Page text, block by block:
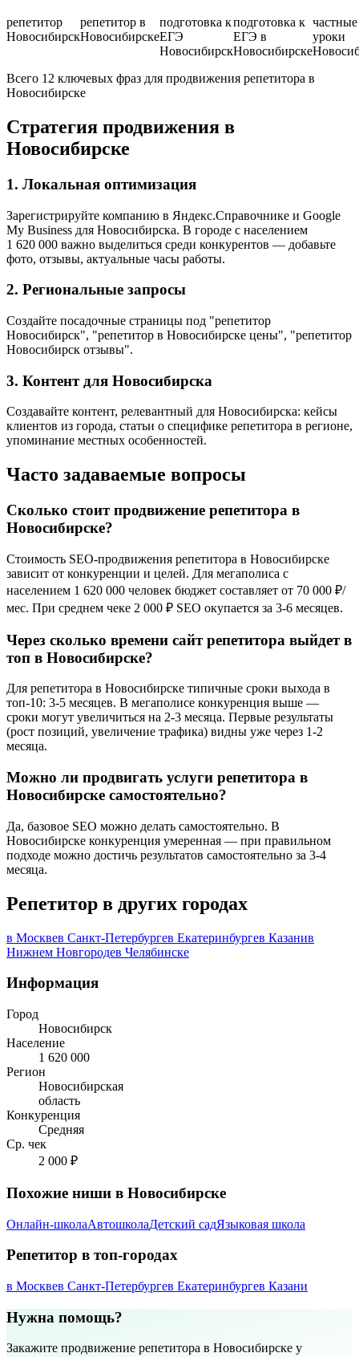
репетитор
Новосибирск
репетитор в
Новосибирске
подготовка к
ЕГЭ
Новосибирск
подготовка к
ЕГЭ в
Новосибирске
частные
уроки
Всего 12 ключевых фраз для продвижения репетитора в
Новосибирске
Стратегия продвижения в
Новосибирске
1. Локальная оптимизация
Зарегистрируйте компанию в Яндекс.Справочнике и Google
My Business для Новосибирска. В городе с населением
1 620 000 важно выделиться среди конкурентов — добавьте
фото, отзывы, актуальные часы работы.
2. Региональные запросы
Создайте посадочные страницы под "репетитор
Новосибирск", "репетитор в Новосибирске цены", "репетитор
Новосибирск отзывы".
3. Контент для Новосибирска
Создавайте контент, релевантный для Новосибирска: кейсы
клиентов из города, статьи о специфике репетитора в регионе,
упоминание местных особенностей.
Часто задаваемые вопросы
Сколько стоит продвижение репетитора в
Новосибирске?
Стоимость SEO-продвижения репетитора в Новосибирске
зависит от конкуренции и целей. Для мегаполиса с
населением 1 620 000 человек бюджет составляет от 70 000 ₽/
мес. При среднем чеке 2 000 ₽ SEO окупается за 3-6 месяцев.
Через сколько времени сайт репетитора выйдет в
топ в Новосибирске?
Для репетитора в Новосибирске типичные сроки выхода в
топ-10: 3-5 месяцев. В мегаполисе конкуренция выше —
сроки могут увеличиться на 2-3 месяца. Первые результаты
(рост позиций, увеличение трафика) видны уже через 1-2
месяца.
Можно ли продвигать услуги репетитора в
Новосибирске самостоятельно?
Да, базовое SEO можно делать самостоятельно. В
Новосибирске конкуренция умеренная — при правильном
подходе можно достичь результатов самостоятельно за 3-4
месяца.
Репетитор в других городах
в Москвев Санкт-Петербургев Екатеринбургев Казанив
Нижнем Новгородев Челябинске
Информация
Город
Новосибирск
Население
1 620 000
Регион
Новосибирская
область
Конкуренция
Средняя
Ср. чек
2 000 ₽
Похожие ниши в Новосибирске
Онлайн-школаАвтошколаДетский садЯзыковая школа
Репетитор в топ-городах
в Москвев Санкт-Петербургев Екатеринбургев Казани
Нужна помощь?
Закажите продвижение репетитора в Новосибирске у